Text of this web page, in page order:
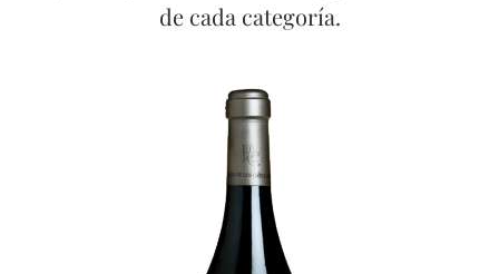
de cada categoría.